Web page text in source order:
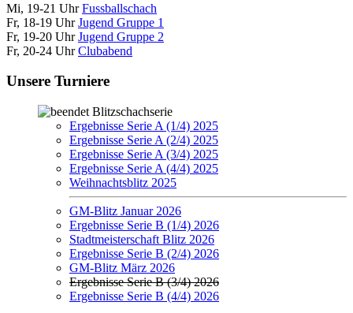
Mi, 19-21 UhrFussballschach
Fr, 18-19 UhrJugend Gruppe 1
Fr, 19-20 UhrJugend Gruppe 2
Fr, 20-24 UhrClubabend
Unsere Turniere
Blitzschachserie
Ergebnisse Serie A (1/4) 2025
Ergebnisse Serie A (2/4) 2025
Ergebnisse Serie A (3/4) 2025
Ergebnisse Serie A (4/4) 2025
Weihnachtsblitz 2025
GM-Blitz Januar 2026
Ergebnisse Serie B (1/4) 2026
Stadtmeisterschaft Blitz 2026
Ergebnisse Serie B (2/4) 2026
GM-Blitz März 2026
Ergebnisse Serie B (3/4) 2026
Ergebnisse Serie B (4/4) 2026